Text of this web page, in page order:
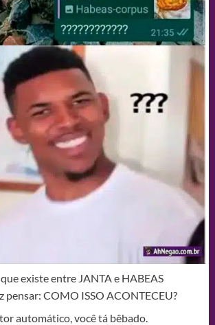
existe entre JANTA e HABEAS
pensar: COMO ISSO ACONTECEU?
automático, você tá bêbado.